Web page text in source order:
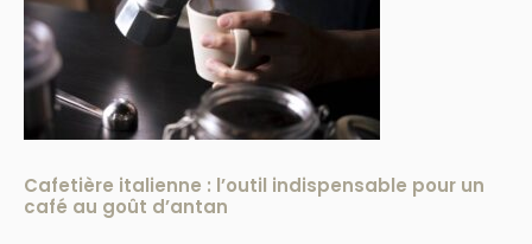
Cafetière italienne : l’outil indispensable pour un
café au goût d’antan